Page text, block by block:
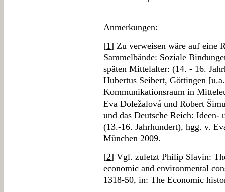
Anmerkungen:
[1] Zu verweisen wäre auf eine
Sammelbände: Soziale
späten Mittelalter: (14. - 16.
Hubertus Seibert, Göttingen
Kommunikationsraum in
Eva Doležalová und Robert
und das Deutsche Reich:
(13.-16. Jahrhundert), hgg. v.
München 2009.
[2] Vgl. zuletzt Philip Slavin:
economic and environmental
1318-50, in: The Economic